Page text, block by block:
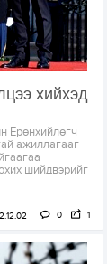
хийхэд
Ерөнхийлөгч
ажиллагааг
шийдвэрийг
0 1